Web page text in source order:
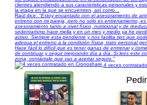
clientes atendiendo a sus caracteristicas personales y
la etapa en la que se encuentren, así como...
Raúl dice: "Estoy encantado con el asesoramiento de
entreno con mi pareja, pero no solo es entrenamiento,
asesoramiento tanto a nivel físico, nutricional y de
sedentarismo hace mella y en un mes y medio ya he
activo. Siempre esta pendiente y nos facilita tips que
adecua el entreno a la condición física, trato personal
Hace fácil lo difícil que es tener ganas de entrenar y
de continuar y seguir mejorando día a día. Si lees este
zona, contáctale que vas a acertar seguro."
4 veces